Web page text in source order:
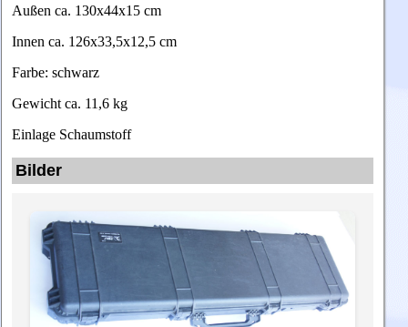
Außen ca. 130x44x15 cm
Innen ca. 126x33,5x12,5 cm
Farbe: schwarz
Gewicht ca. 11,6 kg
Einlage Schaumstoff
Bilder